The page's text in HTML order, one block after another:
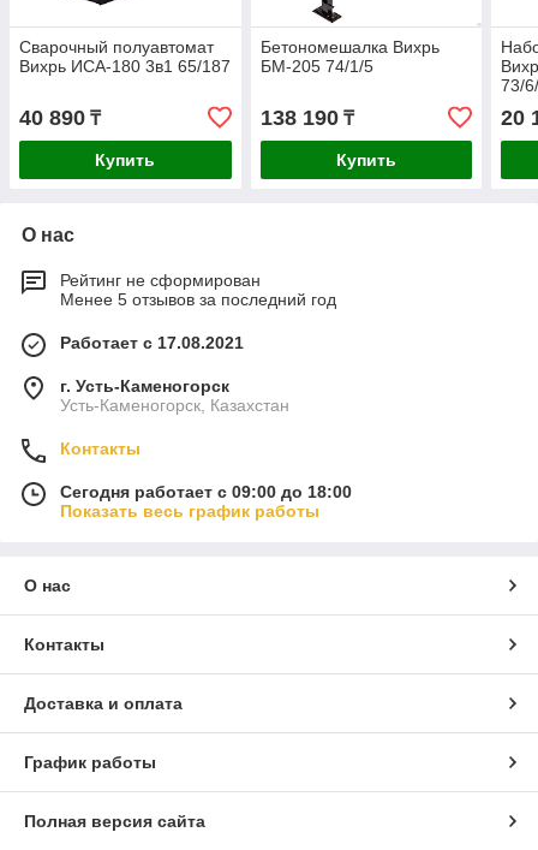
Сварочный полуавтомат
Вихрь ИСА-180 3в1 65/187
40 890 ₸
Купить
Бетономешалка Вихрь
БМ-205 74/1/5
138 190₸
Купить
73/
20
О нас
Рейтинг не сформирован
Менее 5 отзывов за последний год
Работает с 17.08.2021
г. Усть-Каменогорск
Усть-Каменогорск, Казахстан
Контакты
Сегодня работает с 09:00 до 18:00
Показать весь график работы
О нас
Контакты
Доставка и оплата
График работы
Полная версия сайта